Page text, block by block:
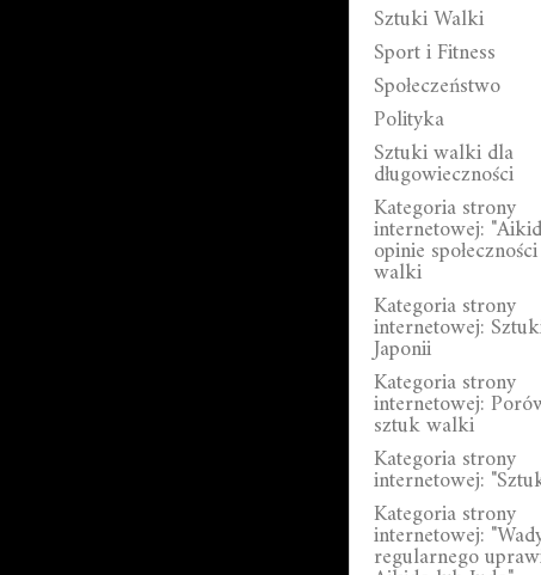
Sztuki Walki
Sport i Fitness
Społeczeństwo
Polityka
Sztuki walki dla
długowieczności
Kategoria strony
internetowej:
opinie
walki
Kategoria strony
internetowej:
Japonii
Kategoria strony
internetowej:
sztuk walki
Kategoria strony
internetowej:
Kategoria strony
internetowej:
regularnego